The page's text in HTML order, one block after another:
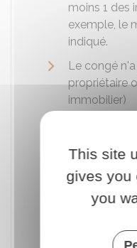
moins 1 des
exemple, le
indiqué.
Le congé
propriétaire
immobilier)
La lettre de
l'ensemble
congé n'a
2 époux)
La lettre de
Le délai de
This site
gives you
you